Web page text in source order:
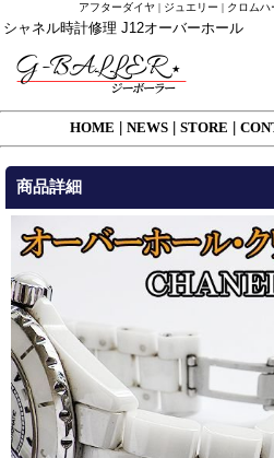
アフターダイヤ | ジュエリー | クロム
シャネル時計修理 J12オーバーホール
HOME NEWS STORE
商品詳細